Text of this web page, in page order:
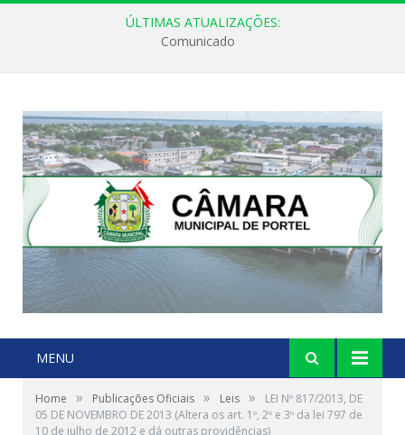
ÚLTIMAS ATUALIZAÇÕES:
Comunicado
MENU
Home » Publicações Oficiais » Leis »
LEI Nº 817/2013, DE
05 DE NOVEMBRO DE 2013 (Altera os art. 1º, 2º e 3º da lei 797 de
10 de julho de 2012 e dá outras providências)